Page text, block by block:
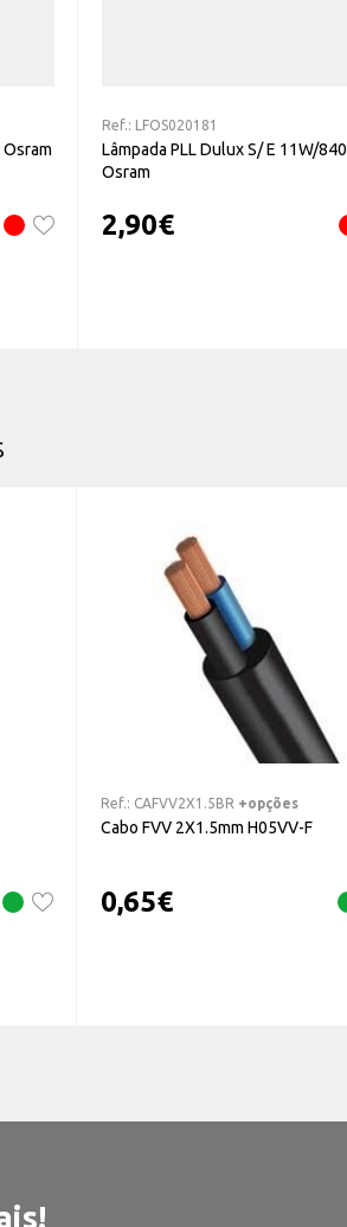
Ref.: LFOS020181
Lâmpada PLL Dulux S/ E 11W/840
Osram
2,90€
Ref.: CAFVV2X1.5BR +opções
Cabo FVV 2X1.5mm H05VV-F
0,65€